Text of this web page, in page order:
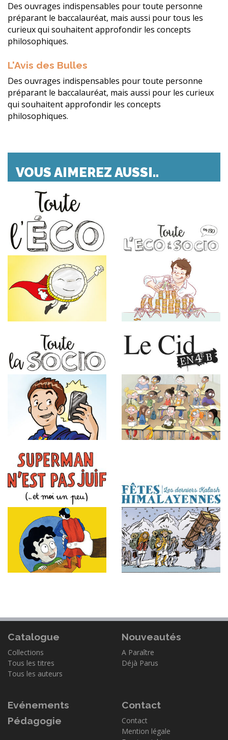
Des ouvrages indispensables pour toute personne
préparant le baccalauréat, mais aussi pour tous les
curieux qui souhaitent approfondir les concepts
philosophiques.
L'Avis des Bulles
Des ouvrages indispensables pour toute personne
préparant le baccalauréat, mais aussi pour les curieux
qui souhaitent approfondir les concepts
philosophiques.
VOUS AIMEREZ AUSSI..
Catalogue
Collections
Tous les titres
Tous les auteurs
Nouveautés
A Paraître
Déjà Parus
Evénements
Pédagogie
Contact
Contact
Mention légale